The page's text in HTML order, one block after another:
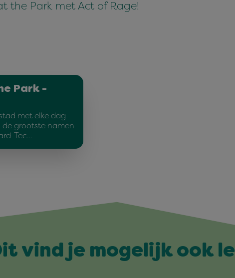
the Park met Act of Rage!
Park -
met elke dag
de grootste namen
Tec…
vind je mogelijk ook